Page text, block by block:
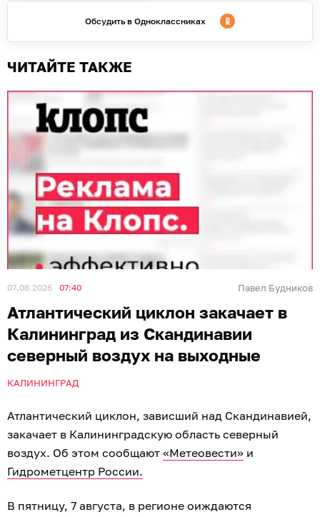
Обсудить в Одноклассниках
ЧИТАЙТЕ ТАКЖЕ
07.08.2026 07:40 Павел Будников
Атлантический циклон закачает в
Калининград из Скандинавии
северный воздух на выходные
КАЛИНИНГРАД
Атлантический циклон, зависший над Скандинавией,
закачает в Калининградскую область северный
воздух. Об этом сообщают «Метеовести» и
Гидрометцентр России.
В пятницу, 7 августа, в регионе оиждаются